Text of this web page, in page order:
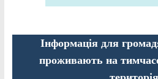
Інформація для
проживають на